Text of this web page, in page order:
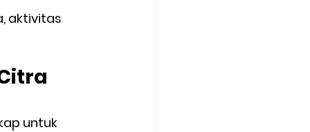
aktivitas
untuk